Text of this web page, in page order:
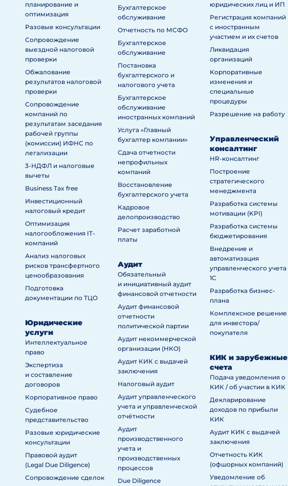
планирование и
оптимизация
Разовые консультации
Сопровождение
выездной налоговой
проверки
Обжалование
результатов налоговой
проверки
Сопровождение
компаний по
результатам заседания
рабочей группы
(комиссии) ИФНС по
легализации
3-НДФЛ и налоговые
вычеты
Business Tax free
Инвестиционный
налоговый кредит
Оптимизация
налогообложения IT-
компаний
Анализ налоговых
рисков трансфертного
ценообразования
Подготовка
документации по ТЦО
Юридические
услуги
Интеллектуальное
право
Экспертиза
и составление
договоров
Корпоративное право
Судебное
представительство
Разовые юридические
консультации
Правовой аудит
(Legal Due Diligence)
Сопровождение сделок
Бухгалтерское
обслуживание
Отчетность по МСФО
Бухгалтерское
обслуживание
Постановка
бухгалтерского и
налогового учета
Бухгалтерское
обслуживание
иностранных компаний
Услуга «Главный
бухгалтер компании»
Сдача отчетности
непрофильных
компаний
Восстановление
бухгалтерского учета
Кадровое
делопроизводство
Расчет заработной
платы
Аудит
Обязательный
и инициативный аудит
финансовой отчетности
Аудит финансовой
отчетности
политической партии
Аудит некоммерческой
организации (НКО)
Аудит КИК с выдачей
заключения
Налоговый аудит
Аудит управленческого
учета и управленческой
отчётности
Аудит
производственного
учета и
производственных
процессов
Due Diligence
юридических лиц и ИП
Регистрация компаний
с иностранным
участием и их счетов
Ликвидация
организаций
Корпоративные
изменения и
специальные
процедуры
Разрешение на работу
Управленческий
консалтинг
HR-консалтинг
Построение
стратегического
менеджмента
Разработка системы
мотивации (KPI)
Разработка системы
бюджетирования
Внедрение и
автоматизация
управленческого учета
1С
Разработка бизнес-
плана
Комплексное решение
для инвестора/
покупателя
КИК и зарубежные
счета
Подача уведомления о
КИК / об участии в КИК
Декларирование
доходов по прибыли
КИК
Аудит КИК с выдачей
заключения
Отчетность КИК
(офшорных компаний)
Уведомление об